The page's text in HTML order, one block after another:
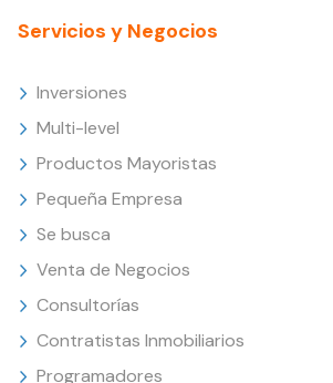
Servicios y Negocios
Inversiones
Multi-level
Productos Mayoristas
Pequeña Empresa
Se busca
Venta de Negocios
Consultorías
Contratistas Inmobiliarios
Programadores